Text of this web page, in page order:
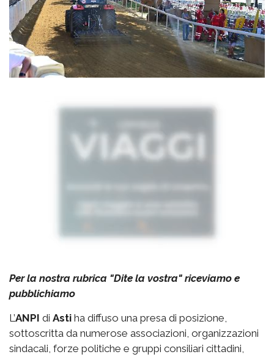
Per la nostra rubrica "Dite la vostra" riceviamo e
pubblichiamo
L’ANPI di Asti ha diffuso una presa di posizione,
sottoscritta da numerose associazioni, organizzazioni
sindacali, forze politiche e gruppi consiliari cittadini,